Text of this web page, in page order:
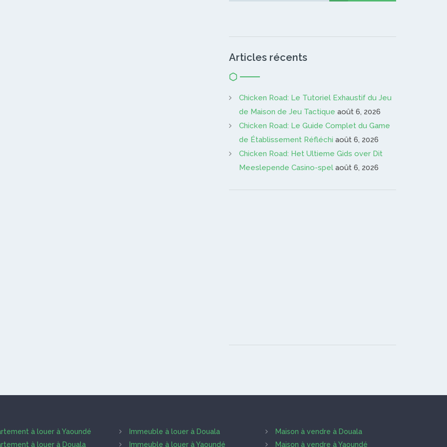
Articles récents
Chicken Road: Le Tutoriel Exhaustif du Jeu
de Maison de Jeu Tactique août 6, 2026
Chicken Road: Le Guide Complet du Game
de Établissement Réfléchi août 6, 2026
Chicken Road: Het Ultieme Gids over Dit
Meeslepende Casino-spel août 6, 2026
à louer à Yaoundé
à louer à Douala
Immeuble à louer à Douala
Immeuble à louer à Yaoundé
Maison à vendre à Douala
Maison à vendre à Yaoundé